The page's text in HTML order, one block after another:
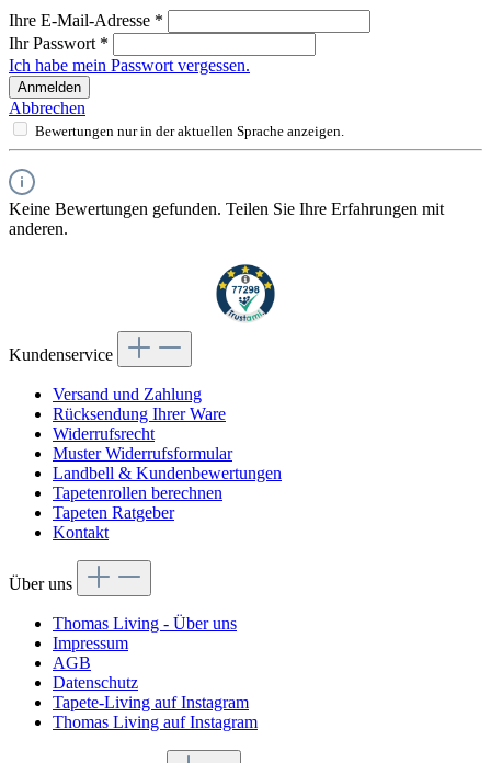
Ihre E-Mail-Adresse *
Ihr Passwort *
Ich habe mein Passwort vergessen.
Anmelden
Abbrechen
Bewertungen nur in der aktuellen Sprache anzeigen.
Keine Bewertungen gefunden. Teilen Sie Ihre Erfahrungen mit
anderen.
Kundenservice
Versand und Zahlung
Rücksendung Ihrer Ware
Widerrufsrecht
Muster Widerrufsformular
Landbell & Kundenbewertungen
Tapetenrollen berechnen
Tapeten Ratgeber
Kontakt
Über uns
Thomas Living - Über uns
Impressum
AGB
Datenschutz
Tapete-Living auf Instagram
Thomas Living auf Instagram